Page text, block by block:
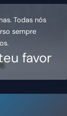
Todas nós
sempre
favor